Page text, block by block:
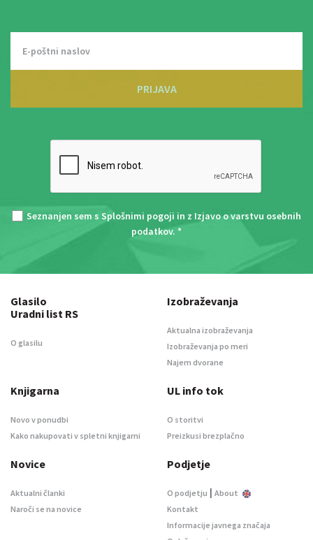
PRIJAVA
Seznanjen sem s Splošnimi pogoji in z Izjavo o varstvu osebnih
podatkov. *
Glasilo
Uradni list RS
O glasilu
Izobraževanja
Aktualna izobraževanja
Izobraževanja po meri
Najem dvorane
Knjigarna
Novo v ponudbi
Kako nakupovati v spletni knjigarni
UL info tok
O storitvi
Preizkusi brezplačno
Novice
Aktualni članki
Naroči se na novice
Podjetje
O podjetju | About
Kontakt
Informacije javnega značaja